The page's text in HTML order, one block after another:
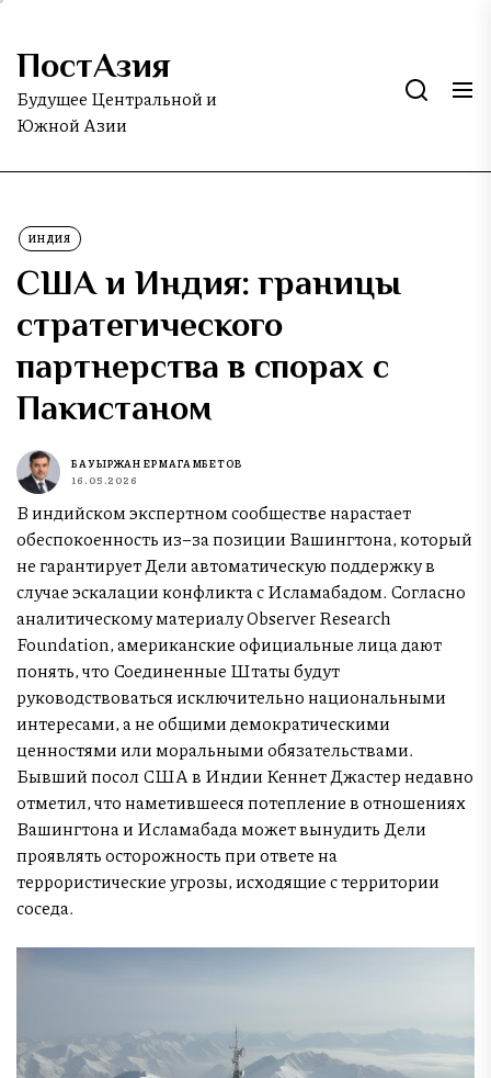
Skip
the
content
ПостАзия
Будущее Центральной и
Южной Азии
ИНДИЯ
США и Индия: границы
стратегического
партнерства в спорах с
Пакистаном
БАУЫРЖАН ЕРМАГАМБЕТОВ
16.05.2026
В индийском экспертном сообществе нарастает
обеспокоенность из–за позиции Вашингтона, который
не гарантирует Дели автоматическую поддержку в
случае эскалации конфликта с Исламабадом. Согласно
аналитическому материалу Observer Research
Foundation, американские официальные лица дают
понять, что Соединенные Штаты будут
руководствоваться исключительно национальными
интересами, а не общими демократическими
ценностями или моральными обязательствами.
Бывший посол США в Индии Кеннет Джастер недавно
отметил, что наметившееся потепление в отношениях
Вашингтона и Исламабада может вынудить Дели
проявлять осторожность при ответе на
террористические угрозы, исходящие с территории
соседа.